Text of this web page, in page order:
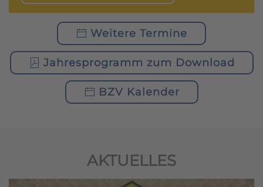
Weitere Termine
Jahresprogramm zum Download
BZV Kalender
AKTUELLES